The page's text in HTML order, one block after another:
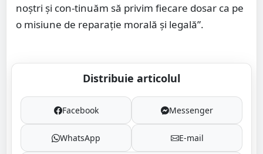
noștri și con-tinuăm să privim fiecare dosar ca pe
o misiune de reparație morală și legală”.
Distribuie articolul
Facebook Messenger
WhatsApp E-mail